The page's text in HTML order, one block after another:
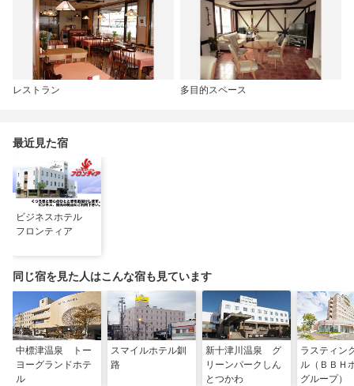
レストラン 多目的スペース
最近見た宿
ビジネスホテル
フロンティア
同じ宿を見た人はこんな宿も見ています
中標津温泉 トー
ヨーグランドホテ
ル
スマイルホテル釧
路
新十津川温泉 グ
リーンパークしん
とつかわ
ラスティン
ル（ＢＢＨ
グループ）